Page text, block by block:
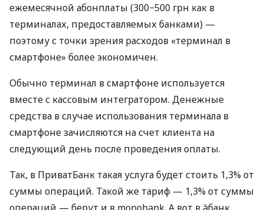
ежемесячной абонплаты (300−500 грн как в
терминалах, предоставляемых банками) —
поэтому с точки зрения расходов «терминал в
смартфоне» более экономичен.
Обычно терминал в смартфоне используется
вместе с кассовым интегратором. Денежные
средства в случае использования терминала в
смартфоне зачисляются на счет клиента на
следующий день после проведения оплаты.
Так, в ПриватБанк такая услуга будет стоить 1,3% от
суммы операций. Такой же тариф — 1,3% от суммы
операций — берут и в monobank. А вот в àбанк